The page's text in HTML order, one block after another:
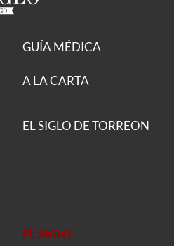
GUÍA MÉDICA
A LA CARTA
EL SIGLO DE TORREON
EL SIGLO